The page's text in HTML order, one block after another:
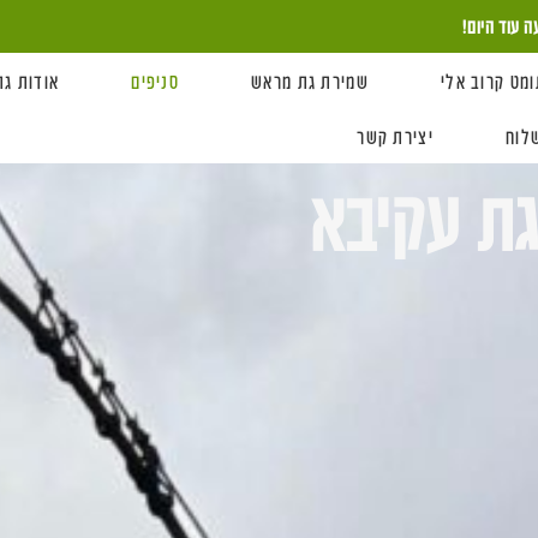
קרוב אלי שמירת גת מראש סניפים אודות
יצירת קשר
עקיבא